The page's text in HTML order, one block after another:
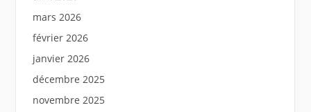
mars 2026
février 2026
janvier 2026
décembre 2025
novembre 2025